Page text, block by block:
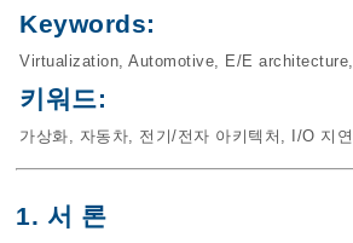
Keywords:
Virtualization, Automotive, E/E architecture,
키워드:
가상화, 자동차, 전기/전자 아키텍처 , I/O 지연
1. 서 론